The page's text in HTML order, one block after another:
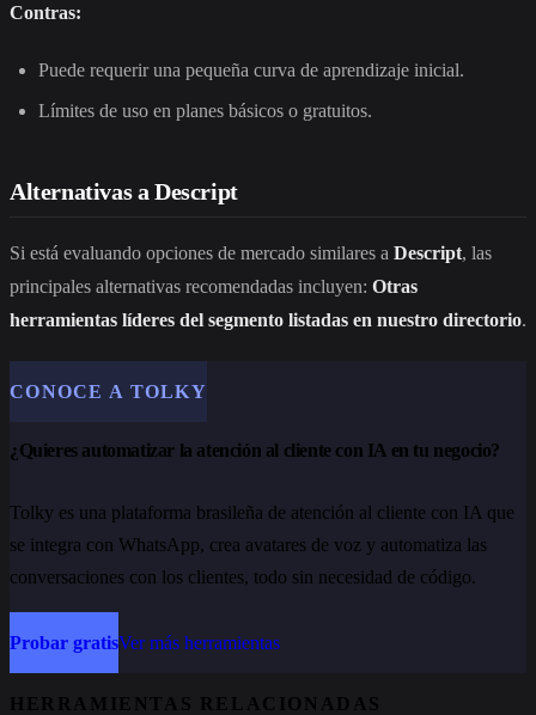
Contras:
Puede requerir una pequeña curva de aprendizaje inicial.
Límites de uso en planes básicos o gratuitos.
Alternativas a Descript
Si está evaluando opciones de mercado similares a Descript, las
principales alternativas recomendadas incluyen: Otras
herramientas líderes del segmento listadas en nuestro directorio.
CONOCE A TOLKY
¿Quieres automatizar la atención al cliente con IA en tu negocio?
Tolky es una plataforma brasileña de atención al cliente con IA que
se integra con WhatsApp, crea avatares de voz y automatiza las
conversaciones con los clientes, todo sin necesidad de código.
Probar gratisVer más herramientas
HERRAMIENTAS RELACIONADAS